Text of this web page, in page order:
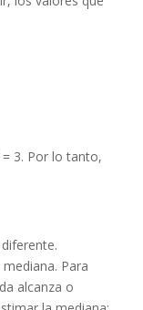
3. Por lo tanto,
Para
alcanza o